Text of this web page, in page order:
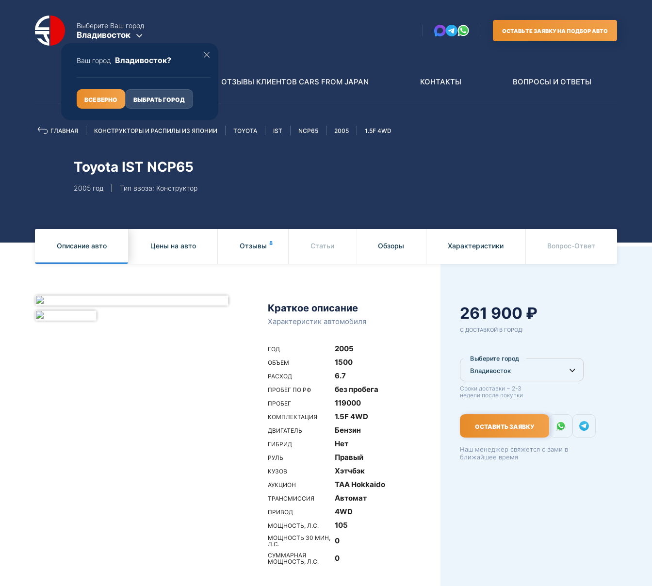
Выберите Ваш город
Владивосток
Ваш город Владивосток?
ВСЕ ВЕРНО ВЫБРАТЬ ГОРОД
ОСТАВЬТЕ ЗАЯВКУ НА ПОДБОР АВТО
Полная пошлина
Subaru
Распилы и конструкторы
ОТЗЫВЫ КЛИЕНТОВ CARS FROM JAPAN КОНТАКТЫ ВОПРОСЫ И ОТВЕТЫ
ГЛАВНАЯ КОНСТРУКТОРЫ И РАСПИЛЫ ИЗ ЯПОНИИ TOYOTA IST NCP65 2005 1.5F 4WD
Toyota IST NCP65
2005 год Тип ввоза: Конструктор
Описание авто Цены на авто Отзывы 8 Статьи Обзоры Характеристики Вопрос-Ответ
Краткое описание
Характеристик автомобиля
ГОД 2005
ОБЪЕМ 1500
РАСХОД 6.7
ПРОБЕГ ПО РФ без пробега
ПРОБЕГ 119000
КОМПЛЕКТАЦИЯ 1.5F 4WD
ДВИГАТЕЛЬ Бензин
ГИБРИД Нет
РУЛЬ Правый
КУЗОВ Хэтчбэк
АУКЦИОН TAA Hokkaido
ТРАНСМИССИЯ Автомат
ПРИВОД 4WD
МОЩНОСТЬ, Л.С. 105
МОЩНОСТЬ 30 МИН,
Л.С.
0
СУММАРНАЯ
МОЩНОСТЬ, Л.С.
0
261 900 ₽
С ДОСТАВКОЙ В ГОРОД:
Выберите город
Сроки доставки ~ 2-3
недели после покупки
ОСТАВИТЬ ЗАЯВКУ
Наш менеджер свяжется с вами в
ближайшее время